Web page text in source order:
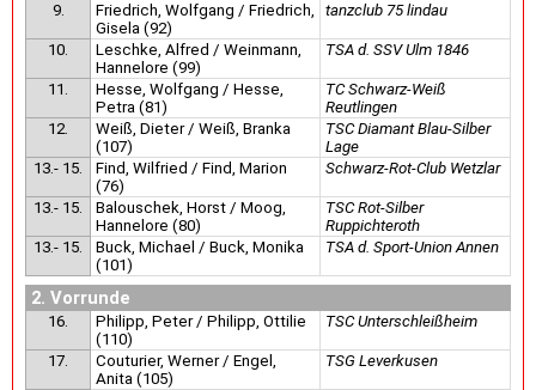
9.
Friedrich, Wolfgang / Friedrich,
Gisela (92)
tanzclub 75 lindau
10.
Leschke, Alfred / Weinmann,
Hannelore (99)
TSA d. SSV Ulm 1846
11.
Hesse, Wolfgang / Hesse,
Petra (81)
TC Schwarz-Weiß
Reutlingen
12.
Weiß, Dieter / Weiß, Branka
(107)
TSC Diamant Blau-Silber
Lage
13.- 15.
Find, Wilfried / Find, Marion
(76)
Schwarz-Rot-Club Wetzlar
13.- 15.
Balouschek, Horst / Moog,
Hannelore (80)
TSC Rot-Silber
Ruppichteroth
13.- 15.
Buck, Michael / Buck, Monika
(101)
TSA d. Sport-Union Annen
2. Vorrunde
16.
Philipp, Peter / Philipp, Ottilie
(110)
TSC Unterschleißheim
17.
Couturier, Werner / Engel,
Anita (105)
TSG Leverkusen